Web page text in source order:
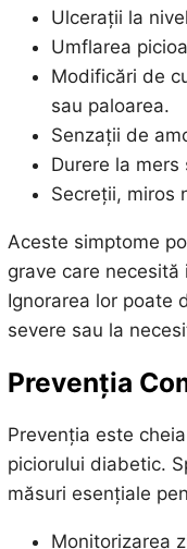
Ulcerații la
Umflarea
Modificări de
sau paloarea.
Senzații de
Durere la
Secreții, miros
Aceste simptome
grave care
Ignorarea lor poate
severe sau la
Prevenția
Prevenția este
piciorului diabetic.
măsuri esențiale
Monitorizarea